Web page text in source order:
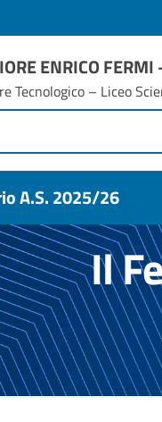
ENRICO
Tecnologico – Liceo
A.s. 2025/26
Il